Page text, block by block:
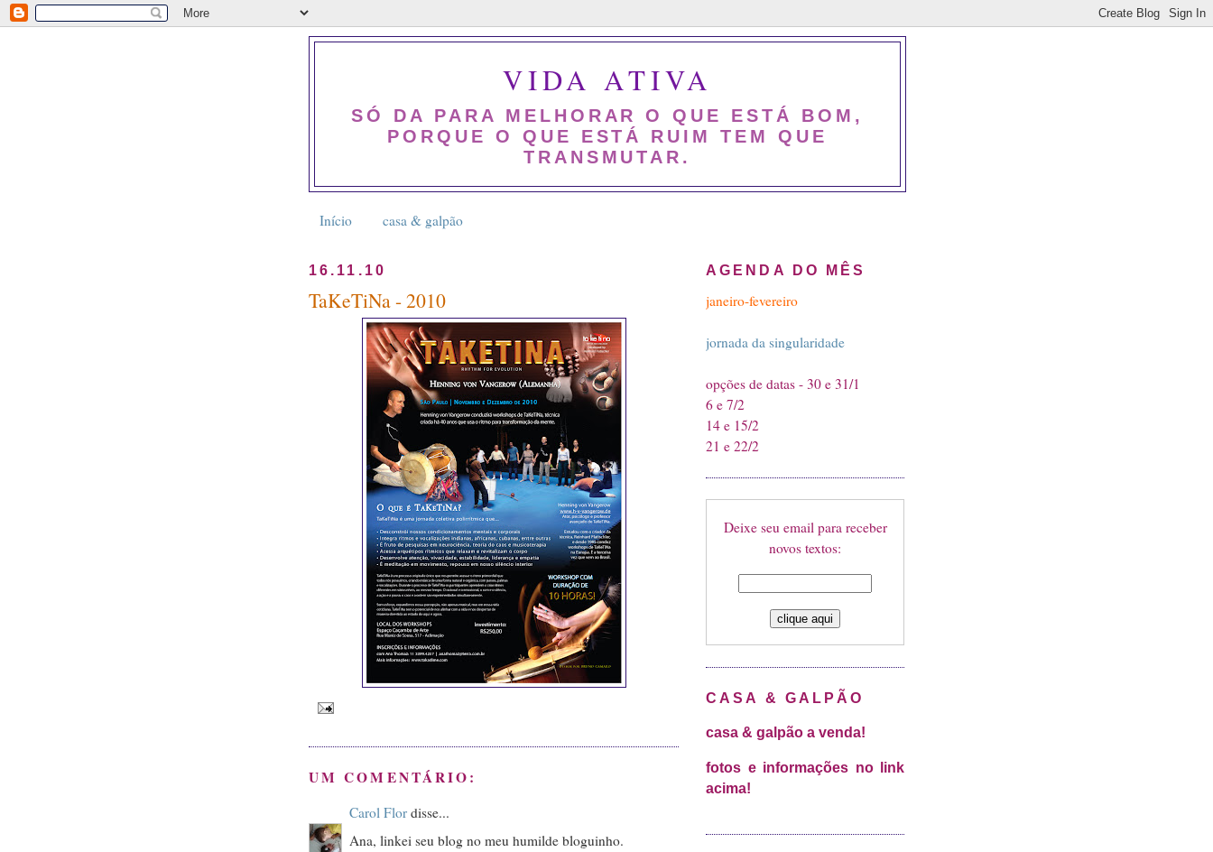
VIDA ATIVA
SÓ DA PARA MELHORAR O QUE ESTÁ BOM,
PORQUE O QUE ESTÁ RUIM TEM QUE
TRANSMUTAR.
Início casa & galpão
16.11.10
TaKeTiNa - 2010
UM COMENTÁRIO:
Carol Flor disse...
Ana, linkei seu blog no meu humilde bloguinho.
AGENDA DO MÊS
janeiro-fevereiro
jornada da singularidade
opções de datas - 30 e 31/1
6 e 7/2
14 e 15/2
21 e 22/2
Deixe seu email para receber
novos textos:
CASA & GALPÃO
casa & galpão a venda!
fotos e informações no link
acima!